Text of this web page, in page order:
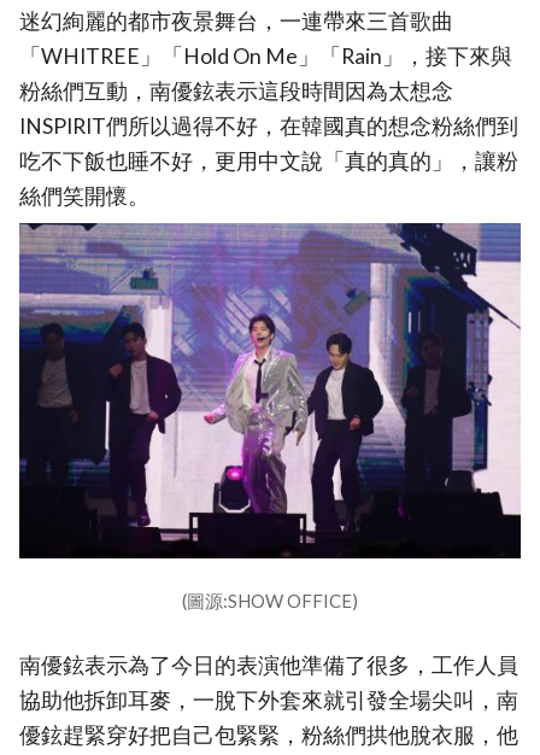
迷幻絢麗的都市夜景舞台，一連帶來三首歌曲
「WHITREE」「Hold On Me」「Rain」，接下來與
粉絲們互動，南優鉉表示這段時間因為太想念
INSPIRIT們所以過得不好，在韓國真的想念粉絲們到
吃不下飯也睡不好，更用中文說「真的真的」，讓粉
絲們笑開懷。
(圖源:SHOW OFFICE)
南優鉉表示為了今日的表演他準備了很多，工作人員
協助他拆卸耳麥，一脫下外套來就引發全場尖叫，南
優鉉趕緊穿好把自己包緊緊，粉絲們拱他脫衣服，他